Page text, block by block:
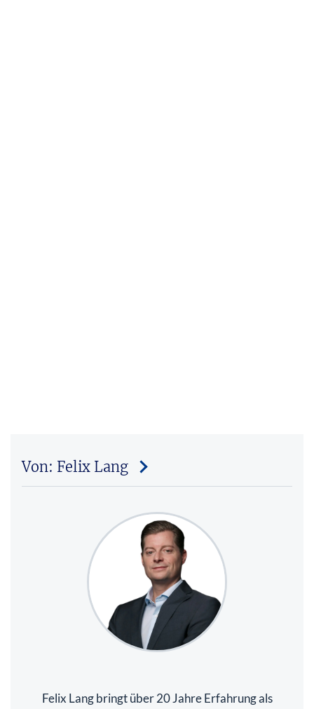
Von: Felix Lang
Felix Lang bringt über 20 Jahre Erfahrung als